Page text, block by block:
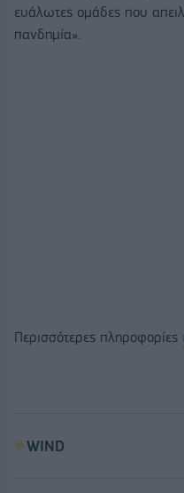
ευάλωτες ομάδες που
πανδημία».
Περισσότερες πληροφορίες
WIND